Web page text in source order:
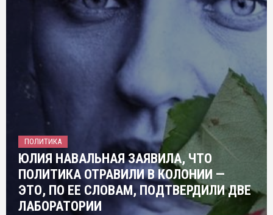
ПОЛИТИКА
ЮЛИЯ НАВАЛЬНАЯ ЗАЯВИЛА, ЧТО
ПОЛИТИКА ОТРАВИЛИ В КОЛОНИИ —
ЭТО, ПО ЕЕ СЛОВАМ, ПОДТВЕРДИЛИ ДВЕ
ЛАБОРАТОРИИ